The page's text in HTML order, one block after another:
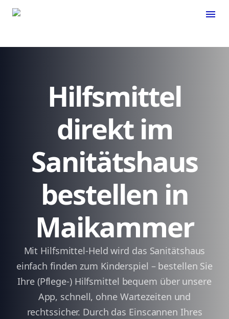
menu
Hilfsmittel
direkt im
Sanitätshaus
bestellen in
Maikammer
Mit Hilfsmittel-Held wird das Sanitätshaus
einfach finden zum Kinderspiel – bestellen Sie
Ihre (Pflege-) Hilfsmittel bequem über unsere
App, schnell, ohne Wartezeiten und
rechtssicher. Durch das Einscannen Ihres